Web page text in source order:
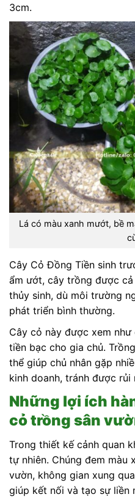
3cm.
Lá có màu xanh mướt, bề
Cây Cỏ Đồng Tiền sinh
ẩm ướt, cây trồng được
thủy sinh, dù môi trường
phát triển bình thường.
Cây cỏ này được xem
tiền bạc cho gia chủ.
thể giúp chủ nhân gặp
kinh doanh, tránh được
Những lợi ích
cỏ trồng sân
Trong thiết kế cảnh quan
tự nhiên. Chúng đem màu
vườn, không gian xung
giúp kết nối và tạo sự liền